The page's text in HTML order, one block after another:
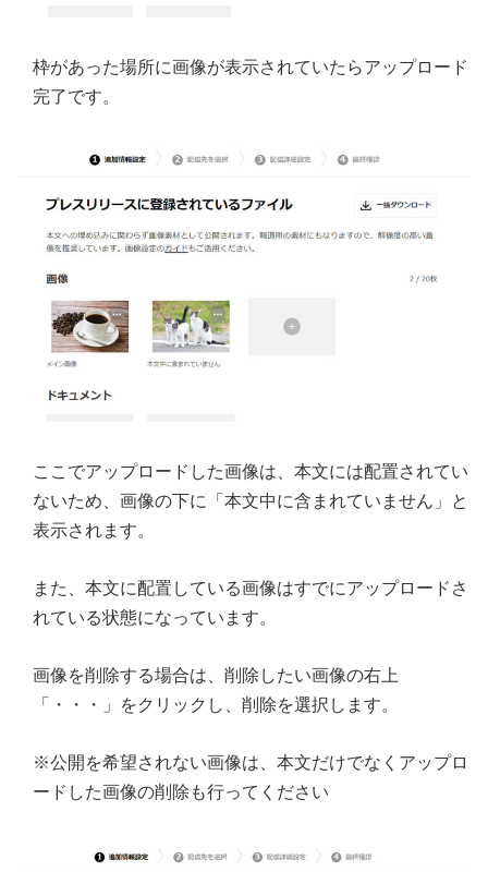
枠があった場所に画像が表示されていたらアップロード
完了です。
ここでアップロードした画像は、本文には配置されてい
ないため、画像の下に「本文中に含まれていません」と
表示されます。
また、本文に配置している画像はすでにアップロードさ
れている状態になっています。
画像を削除する場合は、削除したい画像の右上
「・・・」をクリックし、削除を選択します。
※公開を希望されない画像は、本文だけでなくアップロ
ードした画像の削除も行ってください